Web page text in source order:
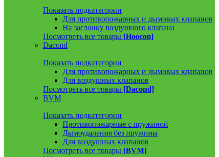
Показать подкатегории
Для противопожарных и дымовых клапанов
На заслонку воздушного клапана
Посмотреть все товары [Hoocon]
Dacond
Показать подкатегории
Для противопожарных и дымовых клапанов
Для воздушных клапанов
Посмотреть все товары [Dacond]
BVM
Показать подкатегории
Противопожарные с пружиной
Дымоудаления без пружины
Для воздушных клапанов
Посмотреть все товары [BVM]